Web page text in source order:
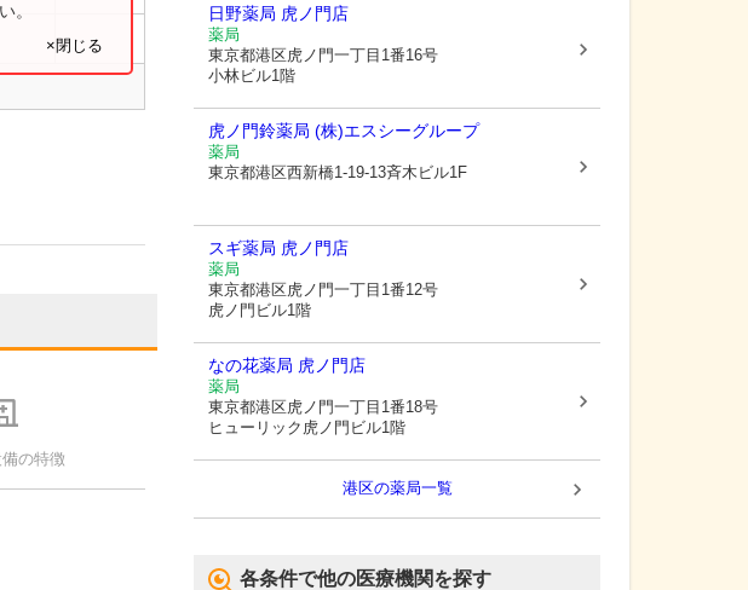
。
×閉じる
の特徴
日野薬局 虎ノ門店
薬局
東京都港区虎ノ門一丁目1番16号
小林ビル1階
虎ノ門鈴薬局 (株)エスシーグループ
薬局
東京都港区西新橋1-19-13斉木ビル1F
スギ薬局 虎ノ門店
薬局
東京都港区虎ノ門一丁目1番12号
虎ノ門ビル1階
なの花薬局 虎ノ門店
薬局
東京都港区虎ノ門一丁目1番18号
ヒューリック虎ノ門ビル1階
港区の薬局一覧
各条件で他の医療機関を探す